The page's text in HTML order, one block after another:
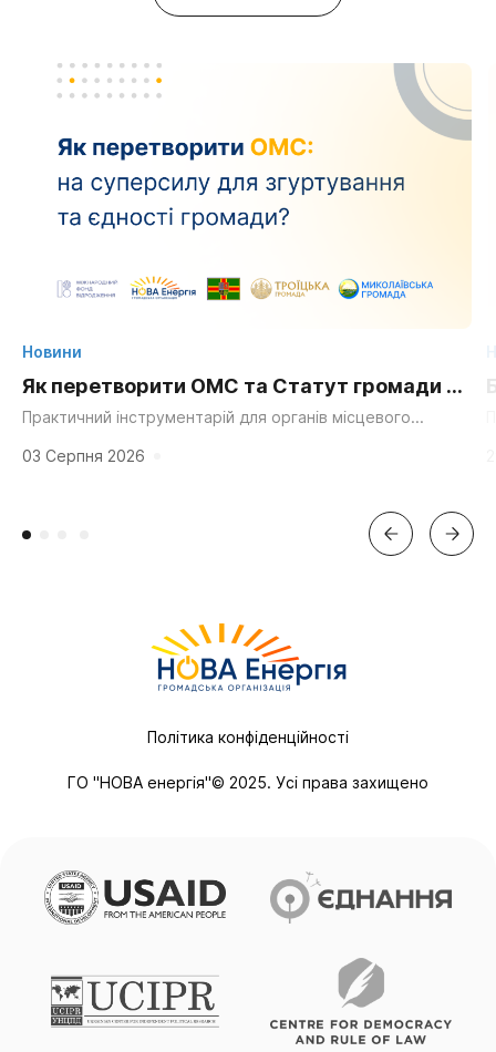
Новини
Як перетворити ОМС та Статут громади на
суперсилу для згуртування та єдності?
Практичний інструментарій для органів місцевого
мешканців. «Мальовнича природа», «працьовиті люди»,
«багата історія» та «вигідне...
03 Серпня 2026
ГО "НОВА енергія"© 2025. Усі права захищено
Політика конфіденційності